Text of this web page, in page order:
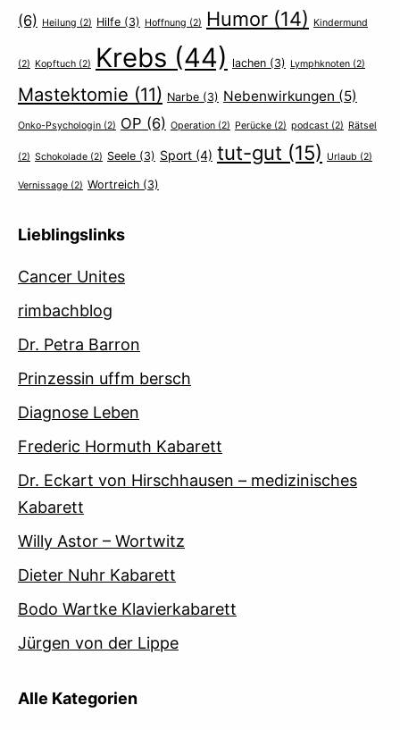
(6) Heilung (2) Hilfe (3) Hoffnung (2) Humor (14) Kindermund
(2) Kopftuch (2) Krebs (44) lachen (3) Lymphknoten (2)
Mastektomie (11) Narbe (3) Nebenwirkungen (5)
Onko-Psychologin (2) OP (6) Operation (2) Perücke (2) podcast (2) Rätsel
(2) Schokolade (2) Seele (3) Sport (4) tut-gut (15) Urlaub (2)
Vernissage (2) Wortreich (3)
Lieblingslinks
Cancer Unites
rimbachblog
Dr. Petra Barron
Prinzessin uffm bersch
Diagnose Leben
Frederic Hormuth Kabarett
Dr. Eckart von Hirschhausen – medizinisches
Kabarett
Willy Astor – Wortwitz
Dieter Nuhr Kabarett
Bodo Wartke Klavierkabarett
Jürgen von der Lippe
Alle Kategorien